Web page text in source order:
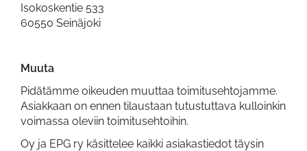
Isokoskentie 533
60550 Seinäjoki
Muuta
Pidätämme oikeuden muuttaa toimitusehtojamme.
Asiakkaan on ennen tilaustaan tutustuttava kulloinkin
voimassa oleviin toimitusehtoihin.
Oy ja EPG ry käsittelee kaikki asiakastiedot täysin